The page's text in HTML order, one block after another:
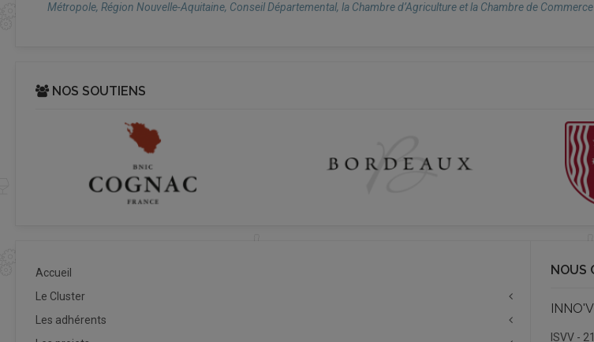
Métropole, Région Nouvelle-Aquitaine, Conseil Départemental, la Chambre d’Agriculture et la Chambre de
NOS SOUTIENS
Accueil
Le Cluster
Les adhérents
NOUS
ISVV -